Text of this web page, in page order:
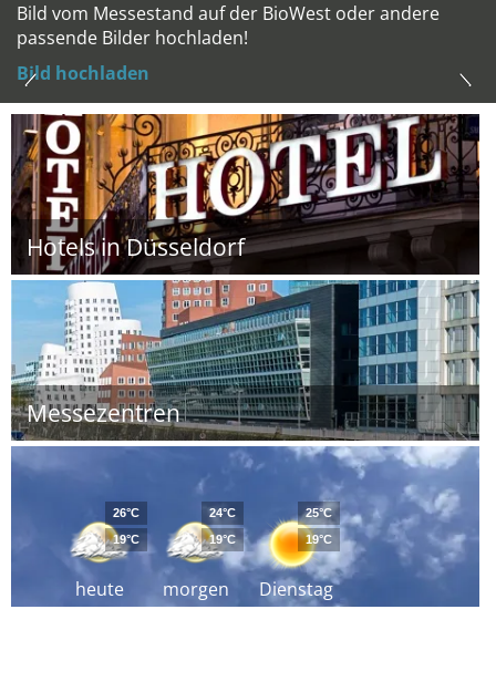
Bild vom Messestand auf der BioWest oder andere
passende Bilder hochladen!
Bild hochladen
Hotels in Düsseldorf
Messezentren
heute
26°C
19°C
morgen
24°C
19°C
Dienstag
25°C
19°C